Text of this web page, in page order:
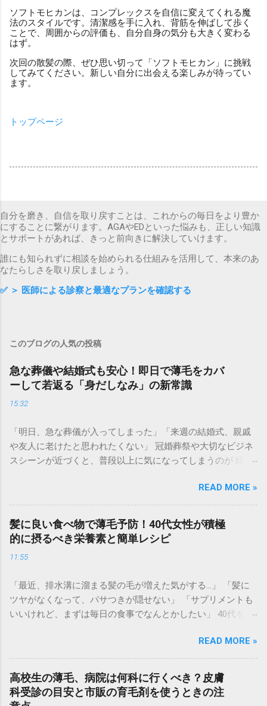
ソフトモヒカンは、コンプレックスを自信に変えてくれる魔
法のスタイルです。清潔感を手に入れ、背筋を伸ばして歩く
ことで、周囲からの評価も、自分自身の気分も大きく変わる
はず。
次回の散髪の際、ぜひ思い切って「ソフトモヒカン」に挑戦
してみてください。新しい自分に出会える楽しみが待ってい
ます。
トップページ
自分を磨き、自信を取り戻すことは、これからの毎日をより豊か
にすることに繋がります。AGAやEDといった悩みも、正しい知識
とサポートがあれば、きっと前向きに解決していけます。
誰にも知られずに相談を始められる仕組みを活用して、本来のあ
なたらしさを取り戻しましょう。
✅ ＞ 医師による診察と最適なプランを確認する
このブログの人気の投稿
急な葬儀や結婚式も安心！即日で薄毛をカバ
ーして若返る「身だしなみ」の新常識
15:32
「明日、急な葬儀が入ってしまった」「来週の結婚式、親戚
や友人に老けたと思われたくない」 冠婚葬祭や大切なビジネ
スシーンが近づくと、普段以上に気になってしまうのが 頭頂
見てショックを受けたり、お辞儀をする瞬間に「頭を見られ
ているかも」と不安になったりするのは、非常に辛いもので
す。育毛には時間がかかりますが、冠婚葬祭は待ってくれま
せん。 実は、現代の「大人の身だしなみ」として、 即日で薄
毛をカバーして若々しい印象を取り戻すテクニック が定着し
つつあります。マナーとしての清潔感を整え、自信を持って
す。 なぜ冠婚葬祭では「薄毛カバー」が重要なのか？ 冠婚葬
祭は、久々に会う親戚や知人が一堂に会する場です。そこで
の第一印象は、その後のイメージに大きく影響を与えます。
肌の白さが強調されます。そのため、地肌の透けが普段より
も目立ってしまう傾向があります。 写真や動画に残る : 結婚
式などの慶事では、一生残る写真に記録されます。後で見返
したときに後悔しない準備が必要です。 清潔感とエチケット :
READ MORE »
髪に良い食べ物で薄毛予防！40代女性が積極
的に摂るべき栄養素と簡単レシピ
11:55
「最近、排水溝に溜まる髪の毛が増えた気がする…」 「髪に
ツヤがなくなって、パサつきが隠せない」 「サプリメントも
いいけれど、まずは毎日の食事でなんとかしたい」 40代を迎
す。実は、髪は「血余（けつよ）」とも呼ばれ、体内の栄養
が十分に行き渡った後、最後に余った栄養で作られる場所。
つまり、**髪の悩みは「体からの栄養不足のサイン」**かも
しれません。 高級なシャンプーや育毛剤を使う前に、まずは
体の中から「髪の材料」を届けてあげることが、根本的な薄
READ MORE »
高校生の薄毛、病院は何科に行くべき？皮膚
科受診の目安と市販の育毛剤を使うときの注